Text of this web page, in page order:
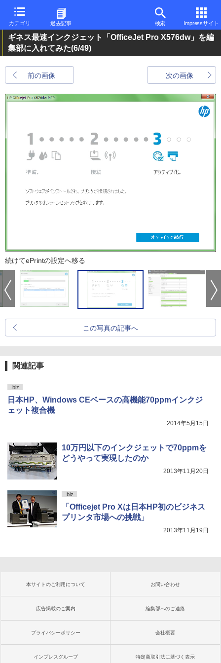
カテゴリ 過去記事 検索 Impressサイト
ギネス最速インクジェット「OfficeJet Pro X576dw」を編
集部に入れてみた(6/49)
前の画像 次の画像
続けてePrintの設定へ移る
この写真の記事へ
関連記事
.biz
日本HP、Windows CEベースの高機能70ppmインクジ
ェット複合機
2014年5月15日
10万円以下のインクジェットで70ppmを
どうやって実現したのか
2013年11月20日
.biz
「Officejet Pro Xは日本HP初のビジネス
プリンタ市場への挑戦」
2013年11月19日
本サイトのご利用について お問い合わせ
広告掲載のご案内 編集部へのご連絡
プライバシーポリシー 会社概要
インプレスグループ 特定商取引法に基づく表示